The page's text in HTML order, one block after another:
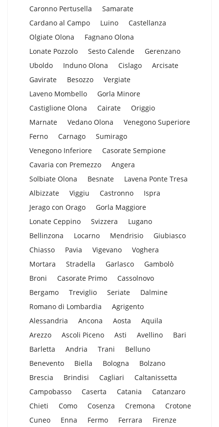
Caronno Pertusella
Samarate
Cardano al Campo
Luino
Castellanza
Olgiate Olona
Fagnano Olona
Lonate Pozzolo
Sesto Calende
Gerenzano
Uboldo
Induno Olona Cislago
Arcisate
Gavirate
Besozzo
Vergiate
Laveno Mombello
Gorla Minore
Castiglione Olona
Cairate
Origgio
Marnate
Vedano Olona
Venegono Superiore
Ferno
Carnago
Sumirago
Venegono Inferiore
Casorate Sempione
Cavaria con Premezzo
Angera
Solbiate Olona
Besnate
Lavena Ponte Tresa
Albizzate
Viggiu Castronno
Ispra
Jerago con Orago
Gorla Maggiore
Lonate Ceppino
Svizzera
Lugano
Bellinzona
Locarno Mendrisio
Giubiasco
Chiasso
Pavia Vigevano
Voghera
Mortara
Stradella Garlasco
Gambolò
Broni
Casorate Primo
Cassolnovo
Bergamo
Treviglio Seriate
Dalmine
Romano di Lombardia
Agrigento
Alessandria
Ancona Aosta
Aquila
Arezzo
Ascoli Piceno Asti Avellino
Bari
Barletta
Andria Trani
Belluno
Benevento
Biella Bologna
Bolzano
Brescia
Brindisi Cagliari
Caltanissetta
Campobasso
Caserta Catania
Catanzaro
Chieti
Como Cosenza Cremona
Crotone
Cuneo
Enna Fermo Ferrara
Firenze